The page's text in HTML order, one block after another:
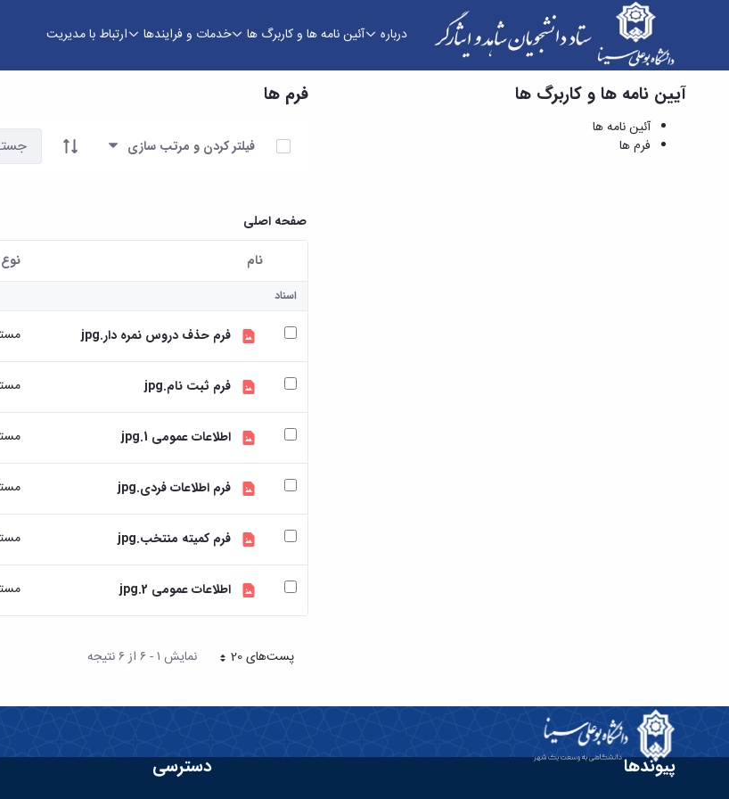
درباره آئین نامه ها و کاربرگ ها خدمات و فرایندها ارتباط با مدیریت
فرم ها - ستاد دانشجویان شاهد و ایثارگر
آیین نامه ها و کاربرگ ها
آئین نامه ها
فرم ها
فرم ها
آیتم ها را انتخاب کنید
فیلتر کردن و مرتب سازی
صفحه اصلی
کاربر انتخاب شده
نام
اسناد
فرم حذف دروس نمره دار.jpg
فرم ثبت نام.jpg
اطلاعات عمومی 1.jpg
فرم اطلاعات فردی.jpg
فرم کمیته منتخب.jpg
اطلاعات عمومی 2.jpg
پست‌‌های 20هر صفحه نمایش ۱ - ۶ از ۶ نتیجه
پیوندها دسترسی